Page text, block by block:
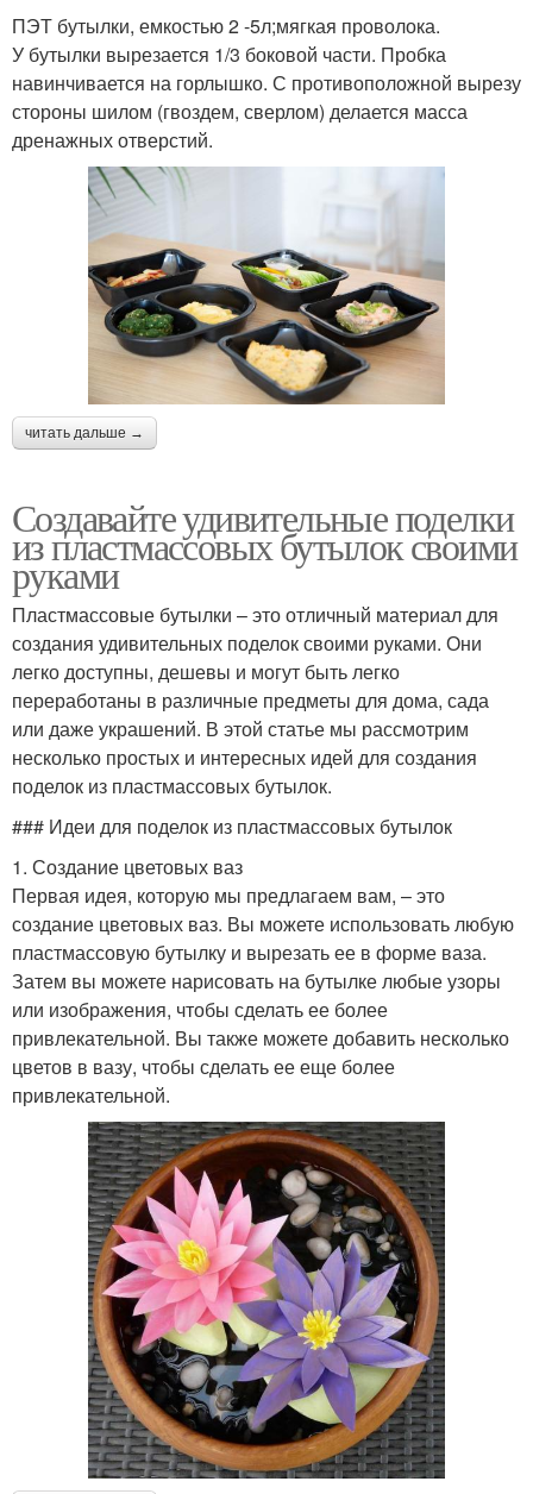
ПЭТ бутылки, емкостью 2 -5л;мягкая проволока.
У бутылки вырезается 1/3 боковой части. Пробка
навинчивается на горлышко. С противоположной вырезу
стороны шилом (гвоздем, сверлом) делается масса
дренажных отверстий.
читать дальше →
Создавайте удивительные поделки
из пластмассовых бутылок своими
руками
Пластмассовые бутылки – это отличный материал для
создания удивительных поделок своими руками. Они
легко доступны, дешевы и могут быть легко
переработаны в различные предметы для дома, сада
или даже украшений. В этой статье мы рассмотрим
несколько простых и интересных идей для создания
поделок из пластмассовых бутылок.
### Идеи для поделок из пластмассовых бутылок
1. Создание цветовых ваз
Первая идея, которую мы предлагаем вам, – это
создание цветовых ваз. Вы можете использовать любую
пластмассовую бутылку и вырезать ее в форме ваза.
Затем вы можете нарисовать на бутылке любые узоры
или изображения, чтобы сделать ее более
привлекательной. Вы также можете добавить несколько
цветов в вазу, чтобы сделать ее еще более
привлекательной.